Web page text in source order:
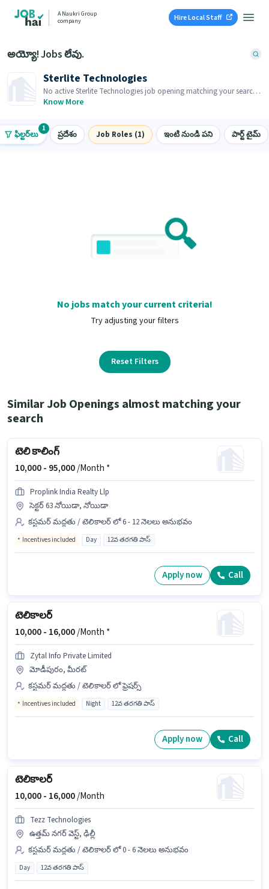
A Naukri Group
company
Hire Local Staff
అయ్యో! Jobs లేవు.
Sterlite Technologies
No active Sterlite Technologies job opening matching your search.
Browse similar job openings below.
Know More
ఫిల్టర్‌లు
1
ప్రదేశం Job Roles (1) ఇంటి నుండి పని పార్ట్ టైమ్
No jobs match your current criteria!
Try adjusting your filters
Reset Filters
Similar Job Openings almost matching your
search
టెలి కాలింగ్
10,000 - 95,000/Month *
Proplink India Realty Llp
సెక్టర్ 63 నోయిడా, నోయిడా
కస్టమర్ మద్దతు / టెలికాలర్ లో 6 - 12 నెలలు అనుభవం
Incentives included Day 12వ తరగతి పాస్
Apply now Call
టెలికాలర్
10,000 - 16,000/Month *
Zytal Info Private Limited
మోడీపురం, మీరట్
కస్టమర్ మద్దతు / టెలికాలర్ లో ఫ్రెషర్స్
Incentives included Night 12వ తరగతి పాస్
Apply now Call
టెలికాలర్
10,000 - 16,000/Month
Tezz Technologies
ఉత్తమ్ నగర్ వెస్ట్, ఢిల్లీ
కస్టమర్ మద్దతు / టెలికాలర్ లో 0 - 6 నెలలు అనుభవం
Day 12వ తరగతి పాస్